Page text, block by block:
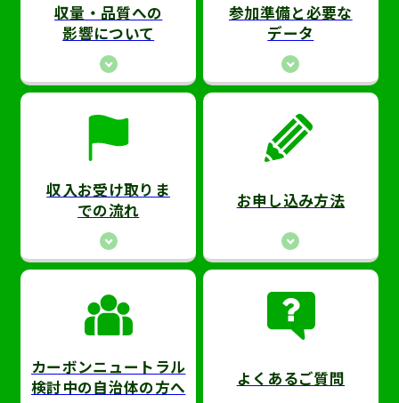
収量・品質への
影響について
参加準備と必要な
データ
収入お受け取りま
での流れ
お申し込み方法
カーボンニュートラル
検討中の自治体の方へ
よくあるご質問